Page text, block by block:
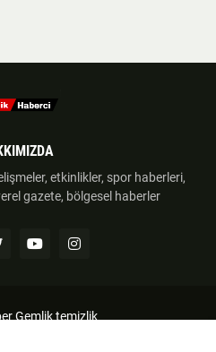
etkinlikler, spor haberleri,
gazete, bölgesel haberler
Gemlik temizlik